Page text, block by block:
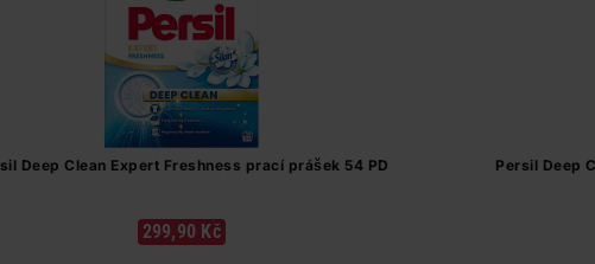
Deep Clean Expert Freshness prací prášek 54 PD
299,90 Kč
Persil Deep